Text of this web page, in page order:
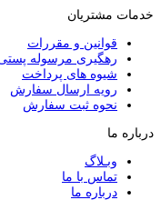
خدمات مشتریان
قوانین و مقررات
رهگیری مرسوله
شیوه های پرداخت
رویه ارسال سفارش
نحوه ثبت سفارش
درباره ما
وبـلاگ
تماس با ما
درباره ما